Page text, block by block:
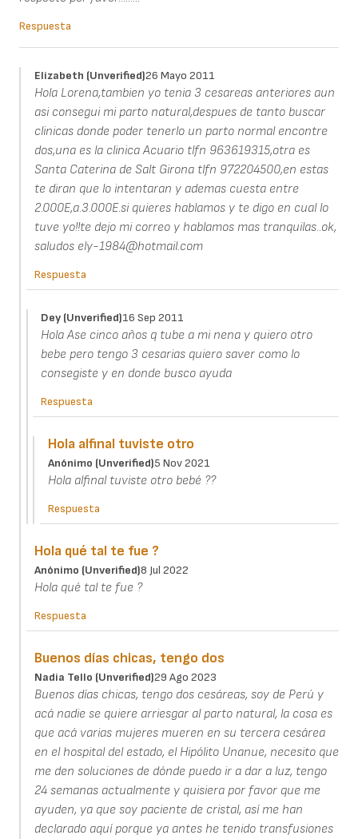
Respuesta
Elizabeth (unverified)26 Mayo 2011
Hola Lorena,tambien yo tenia 3 cesareas anteriores aun
asi consegui mi parto natural,despues de tanto buscar
clinicas donde poder tenerlo un parto normal encontre
dos,una es la clinica Acuario tlfn 963619315,otra es
Santa Caterina de Salt Girona tlfn 972204500,en estas
te diran que lo intentaran y ademas cuesta entre
2.000E,a.3.000E.si quieres hablamos y te digo en cual lo
tuve yo!!te dejo mi correo y hablamos mas tranquilas..ok,
saludos ely-1984@hotmail.com
Respuesta
Dey (unverified)16 Sep 2011
Hola Ase cinco años q tube a mi nena y quiero otro
bebe pero tengo 3 cesarias quiero saver como lo
consegiste y en donde busco ayuda
Respuesta
Hola alfinal tuviste otro
Anónimo (unverified)5 Nov 2021
Hola alfinal tuviste otro bebé ??
Respuesta
Hola qué tal te fue ?
Anónimo (unverified)8 Jul 2022
Hola qué tal te fue ?
Respuesta
Buenos días chicas, tengo dos
Nadia Tello (unverified)29 Ago 2023
Buenos días chicas, tengo dos cesáreas, soy de Perú y
acá nadie se quiere arriesgar al parto natural, la cosa es
que acá varias mujeres mueren en su tercera cesárea
en el hospital del estado, el Hipólito Unanue, necesito que
me den soluciones de dónde puedo ir a dar a luz, tengo
24 semanas actualmente y quisiera por favor que me
ayuden, ya que soy paciente de cristal, así me han
declarado aquí porque ya antes he tenido transfusiones